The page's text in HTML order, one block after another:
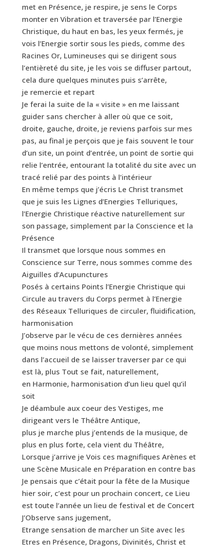
met en Présence, je respire, je sens le Corps
monter en Vibration et traversée par l’Energie
Christique, du haut en bas, les yeux fermés, je
vois l’Energie sortir sous les pieds, comme des
Racines Or, Lumineuses qui se dirigent sous
l’entièreté du site, je les vois se diffuser partout,
cela dure quelques minutes puis s’arrête,
je remercie et repart
Je ferai la suite de la « visite » en me laissant
guider sans chercher à aller où que ce soit,
droite, gauche, droite, je reviens parfois sur mes
pas, au final je perçois que je fais souvent le tour
d’un site, un point d’entrée, un point de sortie qui
relie l’entrée, entourant la totalité du site avec un
tracé relié par des points à l’intérieur
En même temps que j’écris Le Christ transmet
que je suis les Lignes d’Energies Telluriques,
l’Energie Christique réactive naturellement sur
son passage, simplement par la Conscience et la
Présence
Il transmet que lorsque nous sommes en
Conscience sur Terre, nous sommes comme des
Aiguilles d’Acupunctures
Posés à certains Points l’Energie Christique qui
Circule au travers du Corps permet à l’Energie
des Réseaux Telluriques de circuler, fluidification,
harmonisation
J’observe par le vécu de ces dernières années
que moins nous mettons de volonté, simplement
dans l’accueil de se laisser traverser par ce qui
est là, plus Tout se fait, naturellement,
en Harmonie, harmonisation d’un lieu quel qu’il
soit
Je déambule aux coeur des Vestiges, me
dirigeant vers le Théâtre Antique,
plus je marche plus j’entends de la musique, de
plus en plus forte, cela vient du Théâtre,
Lorsque j’arrive je Vois ces magnifiques Arènes et
une Scène Musicale en Préparation en contre bas
Je pensais que c’était pour la fête de la Musique
hier soir, c’est pour un prochain concert, ce Lieu
est toute l’année un lieu de festival et de Concert
J’Observe sans jugement,
Etrange sensation de marcher un Site avec les
Etres en Présence, Dragons, Divinités, Christ et